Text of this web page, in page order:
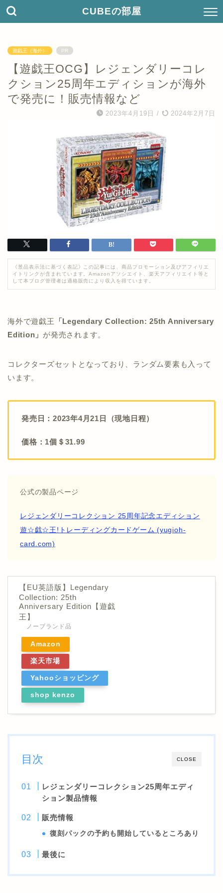
CUBEの部屋
遊戯王（海外） PR
【遊戯王OCG】レジェンダリーコレ
クション25周年エディションが海外
で発売に！販売情報など
2023年4月19日 / 2024年2月7日
《景品表示法に基づく表記》この記事には、商品プロモーション及びアフィリエ
イトリンクが含まれています。Amazonアソシエイト、楽天アフィリエイト等と
して本ブログ管理者は適格販売により収入を得ています。
海外で遊戯王 「Legendary Collection: 25th Anniversary
Edition」 が発売されます。
コレクターズセットとなっており、ランダム要素も入って
います。
発売日：2023年4月21日（現地日程）
価格：1個＄31.99
公式の製品ページ
レジェンダリーコレクション 25周年記念エディション
遊☆戯☆王!トレーディングカードゲーム (yugioh-
card.com)
【EU英語版】Legendary
Collection: 25th
Anniversary Edition【遊戯
王】
ノーブランド品
Amazon
楽天市場
Yahooショッピング
shop kenzo
CLOSE
目次
レジェンダリーコレクション25周年エディ
ション製品情報
販売情報
復刻パックの予約も開始しているところあり
最後に